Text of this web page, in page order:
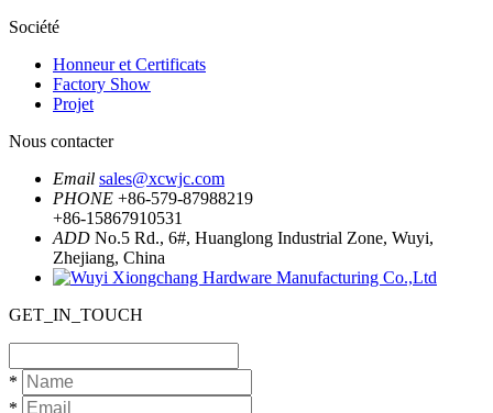
Société
Honneur et Certificats
Factory Show
Projet
Nous contacter
Email sales@xcwjc.com
PHONE +86-579-87988219
+86-15867910531
ADD No.5 Rd., 6#, Huanglong Industrial Zone, Wuyi,
Zhejiang, China
GET_IN_TOUCH
*
*